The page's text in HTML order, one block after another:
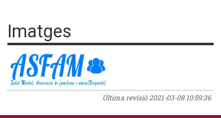
Imatges
Última revisió2021-03-08 10:59:36